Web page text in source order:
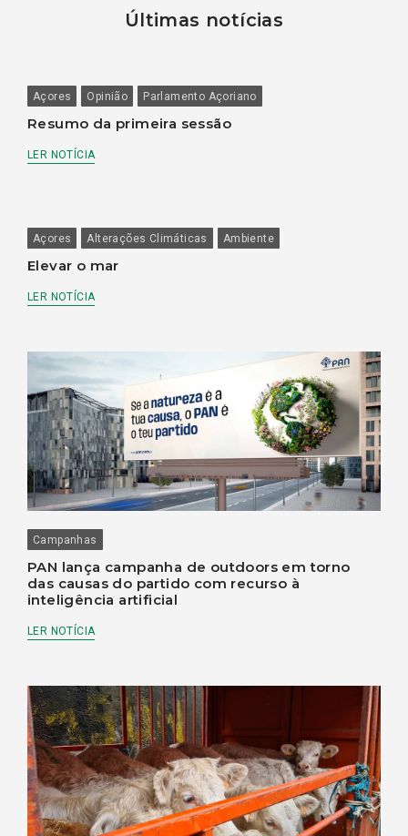
Últimas notícias
Açores Opinião Parlamento Açoriano
Resumo da primeira sessão
LER NOTÍCIA
Açores Alterações Climáticas Ambiente
Elevar o mar
LER NOTÍCIA
Campanhas
PAN lança campanha de outdoors em torno
das causas do partido com recurso à
inteligência artificial
LER NOTÍCIA